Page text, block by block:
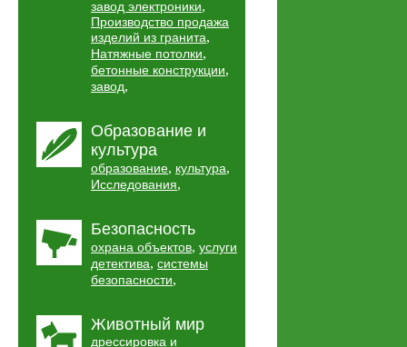
завод электроники,
Производство продажа
изделий из гранита,
Натяжные потолки,
бетонные конструкции,
завод,
Образование и
культура
образование, культура,
Исследования,
Безопасность
охрана объектов, услуги
детектива, системы
безопасности,
Животный мир
дрессировка и